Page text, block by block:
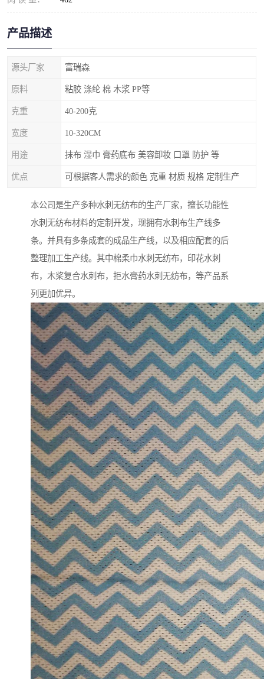
产品描述
源头厂家 富瑞森
原料 粘胶 涤纶 棉 木浆 PP等
克重 40-200克
宽度 10-320CM
用途 抹布 湿巾 膏药底布 美容卸妆 口罩 防护 等
优点 可根据客人需求的颜色 克重 材质 规格 定制生产
本公司是生产多种水刺无纺布的生产厂家，擅长功能性
水刺无纺布材料的定制开发，现拥有水刺布生产线多
条。并具有多条成套的成品生产线，以及相应配套的后
整理加工生产线。其中棉柔巾水刺无纺布，印花水刺
布，木桨复合水刺布，拒水膏药水刺无纺布，等产品系
列更加优异。